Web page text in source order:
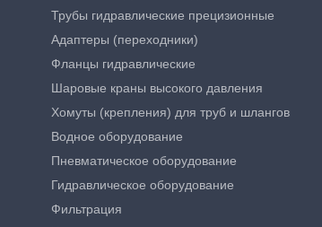
Трубы гидравлические прецизионные
Адаптеры (переходники)
Фланцы гидравлические
Шаровые краны высокого давления
Хомуты (крепления) для труб и шлангов
Водное оборудование
Пневматическое оборудование
Гидравлическое оборудование
Фильтрация